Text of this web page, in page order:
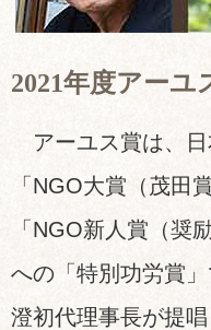
2021年度アーユ
アーユス賞は、日
「NGO大賞（茂田
「NGO新人賞（奨
への「特別功労賞
澄初代理事長が提